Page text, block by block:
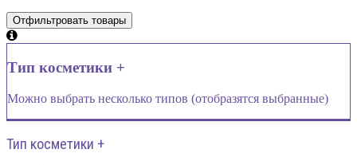
Тип косметики +
Можно выбрать несколько типов (отобразятся выбранные)
Тип косметики +